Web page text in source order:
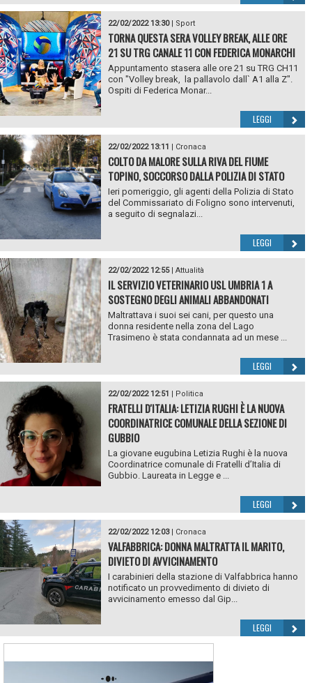
22/02/2022 13:30| Sport
TORNA QUESTA SERA VOLLEY BREAK, ALLE ORE
21 SU TRG CANALE 11 CON FEDERICA MONARCHI
Appuntamento stasera alle ore 21 su TRG CH11
con "Volley break, la pallavolo dall` A1 alla Z".
Ospiti di Federica Monar...
LEGGI
22/02/2022 13:11 | Cronaca
COLTO DA MALORE SULLA RIVA DEL FIUME
TOPINO, SOCCORSO DALLA POLIZIA DI STATO
Ieri pomeriggio, gli agenti della Polizia di Stato
del Commissariato di Foligno sono intervenuti,
a seguito di segnalazi...
LEGGI
22/02/2022 12:55| Attualità
IL SERVIZIO VETERINARIO USL UMBRIA 1 A
SOSTEGNO DEGLI ANIMALI ABBANDONATI
Maltrattava i suoi sei cani, per questo una
donna residente nella zona del Lago
Trasimeno è stata condannata ad un mese ...
LEGGI
22/02/2022 12:51 | Politica
FRATELLI D'ITALIA: LETIZIA RUGHI È LA NUOVA
COORDINATRICE COMUNALE DELLA SEZIONE DI
GUBBIO
La giovane eugubina Letizia Rughi è la nuova
Coordinatrice comunale di Fratelli d’Italia di
Gubbio. Laureata in Legge e ...
LEGGI
22/02/2022 12:03| Cronaca
VALFABBRICA: DONNA MALTRATTA IL MARITO,
DIVIETO DI AVVICINAMENTO
I carabinieri della stazione di Valfabbrica hanno
notificato un provvedimento di divieto di
avvicinamento emesso dal Gip...
LEGGI